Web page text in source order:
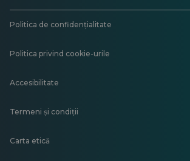
Politica de confidențialitate
Politica privind cookie-urile
Accesibilitate
Termeni și condiții
Carta etică